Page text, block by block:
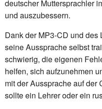
deutscher Muttersprachler
und auszubessern.
Dank der MP3-CD und
seine Aussprache selbst
schwierig, die eigenen
helfen, sich aufzunehmen
mit der Aussprache auf der
sollte ein Lehrer oder ein